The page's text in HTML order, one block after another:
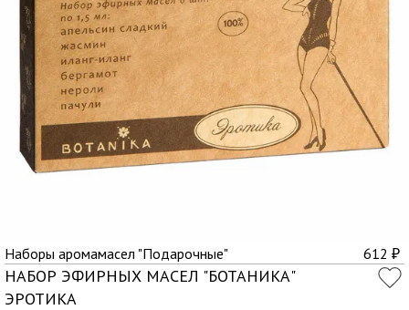
Наборы аромамасел "Подарочные" 612 ₽
НАБОР ЭФИРНЫХ МАСЕЛ "БОТАНИКА"
ЭРОТИКА